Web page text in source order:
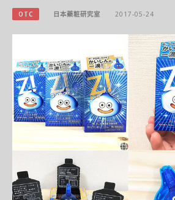
OTC 日本藥粧研究室 2017-05-24